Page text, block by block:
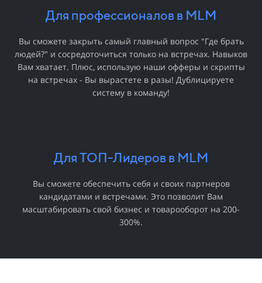
Для профессионалов в MLM
Вы сможете закрыть самый главный вопрос "Где брать
людей?" и сосредоточиться только на встречах. Навыков
Вам хватает. Плюс, использую наши офферы и скрипты
на встречах - Вы вырастете в разы! Дублицируете
систему в команду!
Для ТОП-Лидеров в MLM
Вы сможете обеспечить себя и своих партнеров
кандидатами и встречами. Это позволит Вам
масштабировать свой бизнес и товарооборот на 200-
300%.